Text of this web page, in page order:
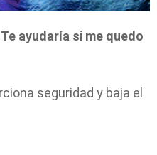
ayudaría si me quedo
seguridad y baja el